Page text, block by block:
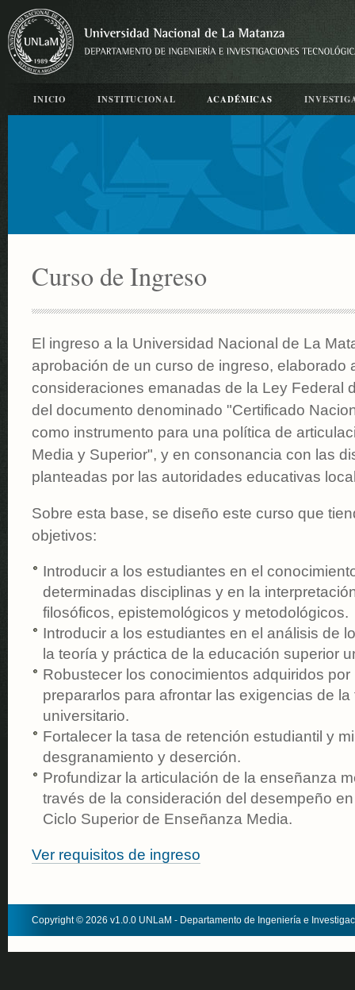
INICIO INSTITUCIONAL ACADÉMICAS
Curso de Ingreso
El ingreso a la Universidad Nacional de La
aprobación de un curso de ingreso, elaborado
consideraciones emanadas de la Ley Federal
del documento denominado "Certificado
como instrumento para una política de
Media y Superior", y en consonancia con las
planteadas por las autoridades educativas
Sobre esta base, se diseño este curso que
objetivos:
Introducir a los estudiantes en el
determinadas disciplinas y en la
filosóficos, epistemológicos y metodológicos.
Introducir a los estudiantes en el análisis de
la teoría y práctica de la educación superior
Robustecer los conocimientos adquiridos
prepararlos para afrontar las exigencias de
universitario.
Fortalecer la tasa de retención estudiantil y
desgranamiento y deserción.
Profundizar la articulación de la enseñanza
través de la consideración del desempeño
Ciclo Superior de Enseñanza Media.
Ver requisitos de ingreso
Copyright © 2026 v1.0.0 UNLaM - Departamento de Ingeniería e